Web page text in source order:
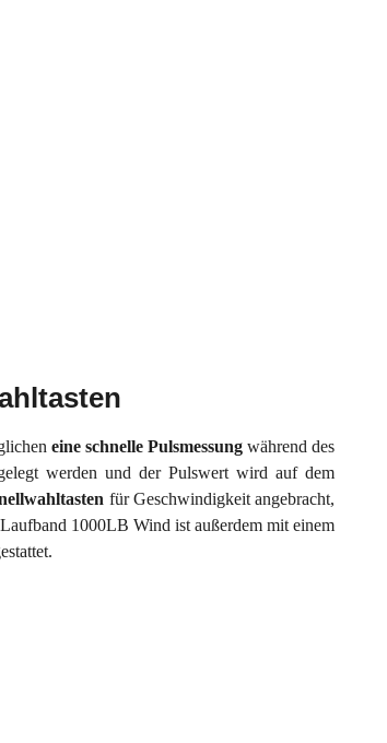
eine schnelle Pulsmessung während des
werden und der Pulswert wird auf dem
für Geschwindigkeit angebracht,
1000LB Wind ist außerdem mit einem